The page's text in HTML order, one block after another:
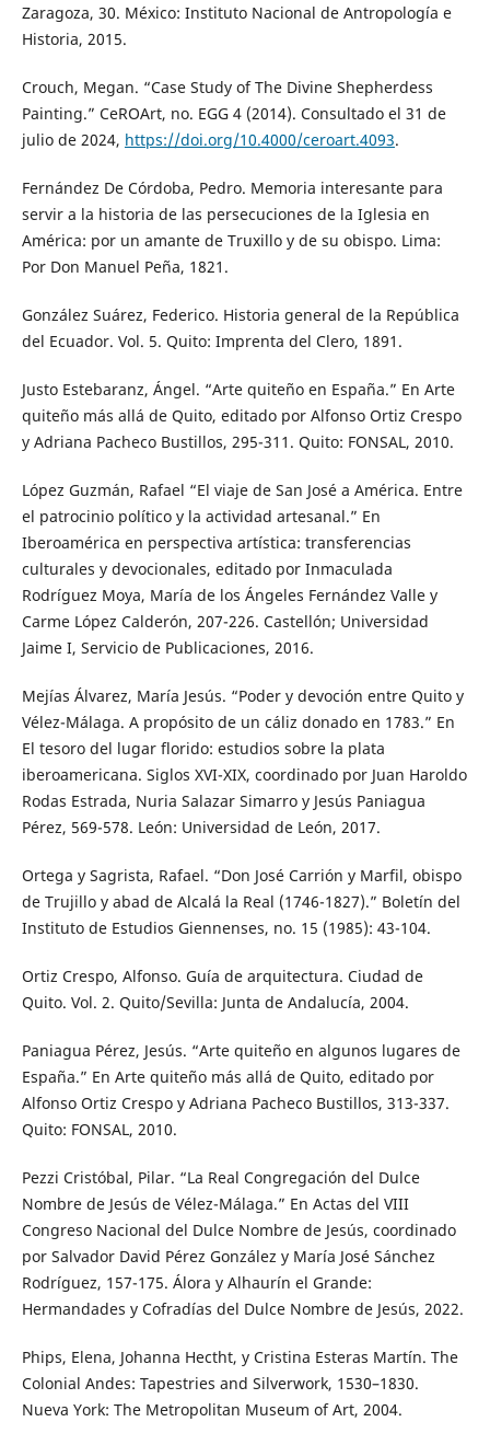
Zaragoza, 30. México: Instituto Nacional de Antropología e
Historia, 2015.
Crouch, Megan. “Case Study of The Divine Shepherdess
Painting.” CeROArt, no. EGG 4 (2014). Consultado el 31 de
julio de 2024, https://doi.org/10.4000/ceroart.4093.
Fernández De Córdoba, Pedro. Memoria interesante para
servir a la historia de las persecuciones de la Iglesia en
América: por un amante de Truxillo y de su obispo. Lima:
Por Don Manuel Peña, 1821.
González Suárez, Federico. Historia general de la República
del Ecuador. Vol. 5. Quito: Imprenta del Clero, 1891.
Justo Estebaranz, Ángel. “Arte quiteño en España.” En Arte
quiteño más allá de Quito, editado por Alfonso Ortiz Crespo
y Adriana Pacheco Bustillos, 295-311. Quito: FONSAL, 2010.
López Guzmán, Rafael “El viaje de San José a América. Entre
el patrocinio político y la actividad artesanal.” En
Iberoamérica en perspectiva artística: transferencias
culturales y devocionales, editado por Inmaculada
Rodríguez Moya, María de los Ángeles Fernández Valle y
Carme López Calderón, 207-226. Castellón; Universidad
Jaime I, Servicio de Publicaciones, 2016.
Mejías Álvarez, María Jesús. “Poder y devoción entre Quito y
Vélez-Málaga. A propósito de un cáliz donado en 1783.” En
El tesoro del lugar florido: estudios sobre la plata
iberoamericana. Siglos XVI-XIX, coordinado por Juan Haroldo
Rodas Estrada, Nuria Salazar Simarro y Jesús Paniagua
Pérez, 569-578. León: Universidad de León, 2017.
Ortega y Sagrista, Rafael. “Don José Carrión y Marfil, obispo
de Trujillo y abad de Alcalá la Real (1746-1827).” Boletín del
Instituto de Estudios Giennenses, no. 15 (1985): 43-104.
Ortiz Crespo, Alfonso. Guía de arquitectura. Ciudad de
Quito. Vol. 2. Quito/Sevilla: Junta de Andalucía, 2004.
Paniagua Pérez, Jesús. “Arte quiteño en algunos lugares de
España.” En Arte quiteño más allá de Quito, editado por
Alfonso Ortiz Crespo y Adriana Pacheco Bustillos, 313-337.
Quito: FONSAL, 2010.
Pezzi Cristóbal, Pilar. “La Real Congregación del Dulce
Nombre de Jesús de Vélez-Málaga.” En Actas del VIII
Congreso Nacional del Dulce Nombre de Jesús, coordinado
por Salvador David Pérez González y María José Sánchez
Rodríguez, 157-175. Álora y Alhaurín el Grande:
Hermandades y Cofradías del Dulce Nombre de Jesús, 2022.
Phips, Elena, Johanna Hectht, y Cristina Esteras Martín. The
Colonial Andes: Tapestries and Silverwork, 1530–1830.
Nueva York: The Metropolitan Museum of Art, 2004.